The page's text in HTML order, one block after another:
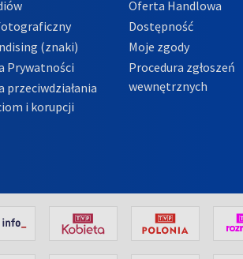
(znaki)
Prywatności
przeciwdziałania
i korupcji
Oferta Handlowa
Dostępność
Moje zgody
Procedura zgłoszeń
wewnętrznych